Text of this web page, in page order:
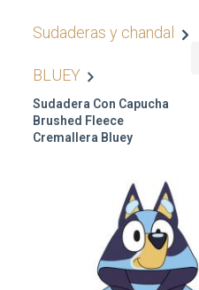
Sudaderas y chandal
BLUEY
Sudadera Con Capucha
Brushed Fleece
Cremallera Bluey